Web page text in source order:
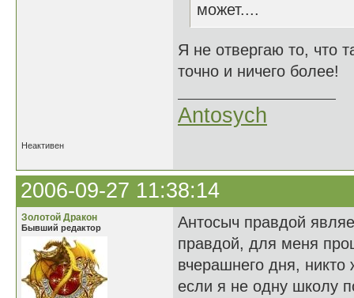
может....
Я не отвергаю то, что
точно и ничего более!
Antosych
Неактивен
2006-09-27 11:38:14
Золотой Дракон
Бывший редактор
Антосыч правдой
правдой, для меня
вчерашнего дня,
если я не одну школу